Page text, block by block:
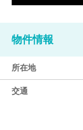
物件情報
所在地
交通